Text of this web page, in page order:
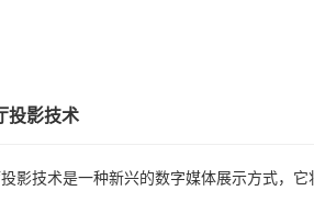
投影技术
影技术是一种新兴的数字媒体展示方式，